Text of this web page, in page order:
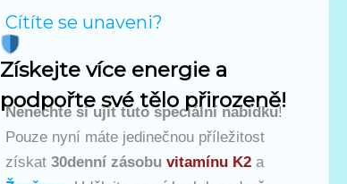
Získejte více energie a
podpořte své tělo přirozeně!
Nenechte si ujít tuto speciální nabídku!
Pouze nyní máte jedinečnou příležitost
získat 30denní zásobu vitamínu K2a
Cítíte se unaveni?